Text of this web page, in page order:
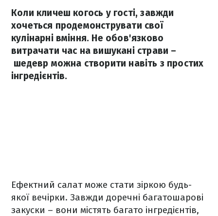
Коли кличеш когось у гості, завжди
хочеться продемонструвати свої
кулінарні вміння. Не обов'язково
витрачати час на вишукані страви –
шедевр можна створити навіть з простих
інгредієнтів.
Ефектний салат може стати зіркою будь-
якої вечірки. Завжди доречні багатошарові
закуски – вони містять багато інгредієнтів,